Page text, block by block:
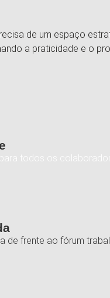
de um espaço
a praticidade e o
todos os
de frente ao fórum